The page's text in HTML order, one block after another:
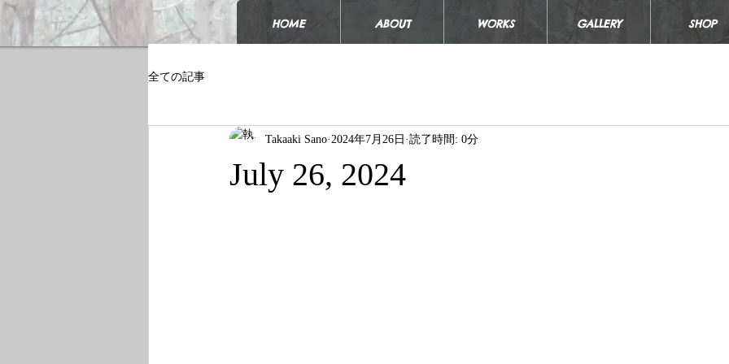
HOME ABOUT WORKS GALLERY SHOP
全ての記事
July 26, 2024
Takaaki Sano 2024年7月26日 読了時間: 0分